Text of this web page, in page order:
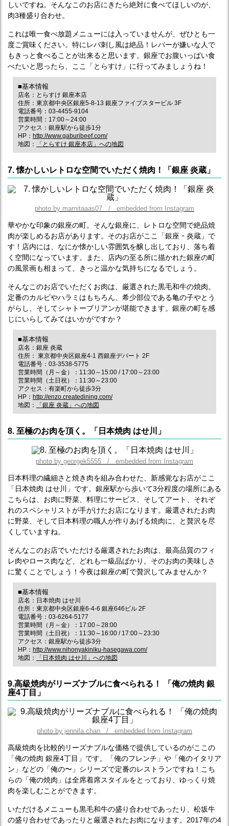
しいですね。そんなこのお店にきたら絶対に食べてほしいのが、
肉3種盛り合わせ。
これは唯一食べ放題メニューには入っていませんが、ぜひとも一
度ご賞味ください。特にレバ刺し風は絶品！レバーが嫌いな人で
もきっと食べることが出来ると思います。銀座でお腹いっぱい食
べたいと思ったら、ここ「とらすけ」に行ってみましょうね！
■基本情報
店名：とらすけ 銀座本店
住所：東京都中央区銀座5-8-13 銀座ファイブスタービル 3F
電話番号：03-4455-9104
営業時間：17:00～24:00
アクセス：銀座駅から徒歩1分
HP： http://www.gaburibeef.com/
地図：
「とらすけ 銀座本店」への地図
7. 懐かしいレトロな空間でいただく焼肉！「銀座 炎蔵」
photo by mamitaaas07 / embedded from Instagram
華やかな印象の銀座の町。そんな銀座に、レトロな空間で絶品焼
肉が楽しめるお店があります。そのお店がここ「銀座・炎蔵」で
す！店内には、なにか懐かしい雰囲気を醸し出しており、落ち着
く空間になっています。また、店内の至る所に描かれた銀座の町
の風景画も相まって、きっと温かな気持ちになるでしょう。
そんなこのお店でいただくお肉は、厳選された黒毛和牛の焼肉。
定番のカルビやハラミはもちろん、希少部位である亀の子やとう
がらし、そしてシャトーブリアンが堪能できます。銀座の町を感
じにいらしてみてはいかがですか？
■基本情報
店名：銀座 炎蔵
住所： 東京都中央区銀座4-1 西銀座デパート 2F
電話番号：03-3538-5775
営業時間（月～金）：11:30～15:00 / 17:00～23:00
営業時間（土日祝）：11:30～23:00
アクセス：有楽町から徒歩3分
HP： http://enzo.createdining.com/
地図：
「銀座 炎蔵」への地図
8. 至極のお肉を頂く。「日本焼肉 はせ川」
photo by georgek5555 / embedded from Instagram
日本料理の繊細さと焼き肉を組み合わせた、新感覚なお店がここ
「日本焼肉 はせ川」です。銀座駅から歩いて3分程度の場所にある
こちらは、お肉に野菜、料理にサービス、そしてアート、それぞ
れのスペシャリストが手がけたお店になります。厳選されたお肉
に野菜、そして日本料理の職人が作りあげる焼肉に、と贅沢を尽
くしていますね。
そんなこのお店でいただける厳選されたお肉は、最高品質のフィ
レ肉やロース肉など、どれも一級品ばかり。そのお肉の美味しさ
に驚くことでしょう！今夜は銀座の町で贅沢してみませんか？
■基本情報
店名：日本焼肉 はせ川
住所：東京都中央区銀座6-4-6 銀座646ビル 2F
電話番号：03-6264-5177
営業時間（月～金）：17:00～28:00
営業時間（土日祝）：11:30～16:00 / 17:00～23:30
アクセス：銀座駅から徒歩3分
HP： http://www.nihonyakiniku-hasegawa.com/
地図：
「日本焼肉 はせ川」への地図
9.高級焼肉がリーズナブルに食べられる！ 「俺の焼肉 銀
座4丁目」
photo by jennifa.chan / embedded from Instagram
高級焼肉を比較的リーズナブルな価格で提供しているのがここの
「俺の焼肉 銀座4丁目」です。「俺のフレンチ」や「俺のイタリア
ン」などの「俺の〜」シリーズで定番のレストランですね！こち
らの「俺の焼肉」は全席着席スタイルをとっており、ゆっくり焼
肉を楽しむことができます。
いただけるメニューも黒毛和牛の盛り合わせであったり、松坂牛
の盛り合わせであったりと厳選されたお肉になります。2017年の4